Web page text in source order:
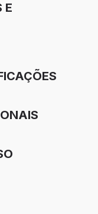
E